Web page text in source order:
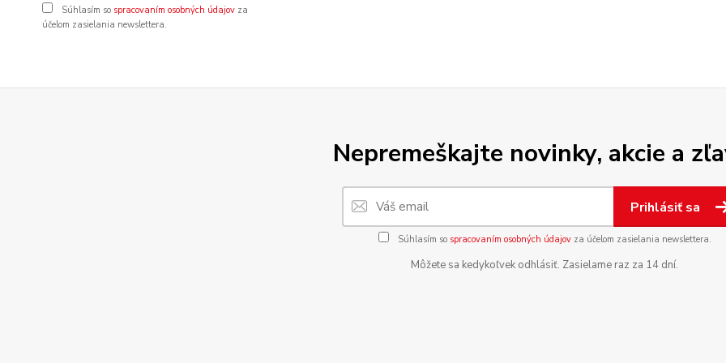
Súhlasím so spracovaním osobných údajov za
účelom zasielania newslettera.
Nepremeškajte novinky, akcie a
Prihlásiť sa
Súhlasím so spracovaním osobných údajovza účelom zasielania newslettera.
Môžete sa kedykoľvek odhlásiť. Zasielame raz za 14 dní.